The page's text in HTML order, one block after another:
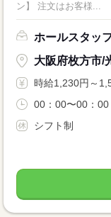
ン】 注文はお客様...
ホールスタッ
大阪府枚方市/
時給1,230円～
00：00〜00：
シフト制